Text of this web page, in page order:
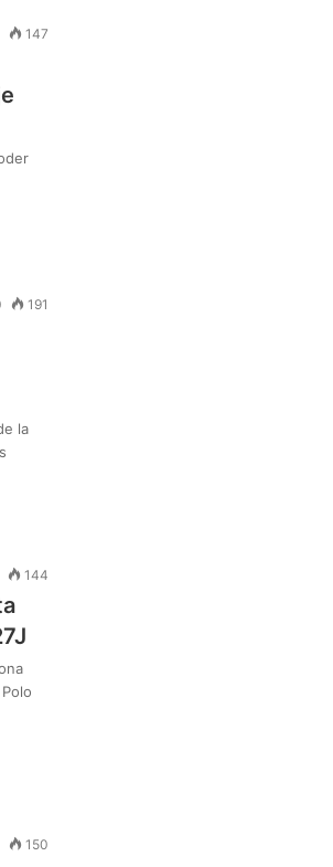
147
191
la
144
150